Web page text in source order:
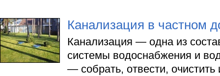
Канализация в частном
Канализация — одна из
системы водоснабжения и
— собрать, отвести, очистить